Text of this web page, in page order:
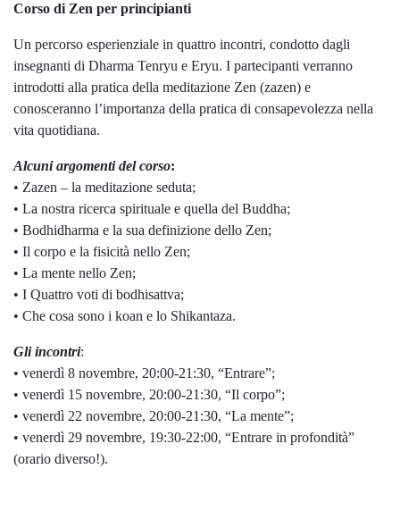
Corso di Zen per principianti
Un percorso esperienziale in quattro incontri, condotto dagli
insegnanti di Dharma Tenryu e Eryu. I partecipanti verranno
introdotti alla pratica della meditazione Zen (zazen) e
conosceranno l’importanza della pratica di consapevolezza nella
vita quotidiana.
Alcuni argomenti del corso:
• Zazen – la meditazione seduta;
• La nostra ricerca spirituale e quella del Buddha;
• Bodhidharma e la sua definizione dello Zen;
• Il corpo e la fisicità nello Zen;
• La mente nello Zen;
• I Quattro voti di bodhisattva;
• Che cosa sono i koan e lo Shikantaza.
Gli incontri:
• venerdì 8 novembre, 20:00-21:30, “Entrare”;
• venerdì 15 novembre, 20:00-21:30, “Il corpo”;
• venerdì 22 novembre, 20:00-21:30, “La mente”;
• venerdì 29 novembre, 19:30-22:00, “Entrare in profondità”
(orario diverso!).